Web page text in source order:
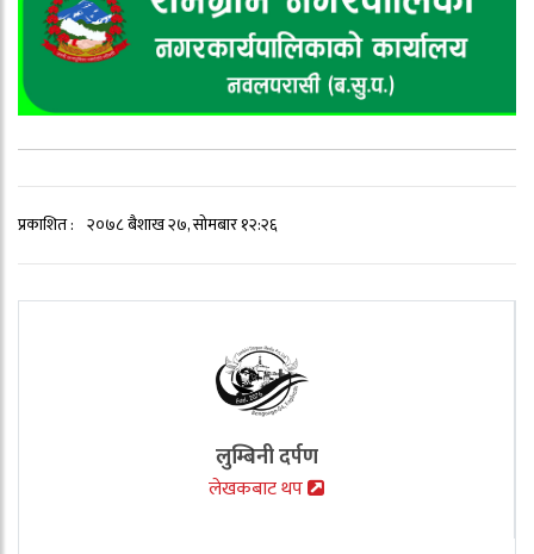
प्रकाशित : २०७८ बैशाख २७, सोमबार १२:२६
लुम्बिनी दर्पण
लेखकबाट थप